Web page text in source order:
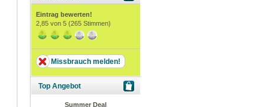
Eintrag bewerten!
2,85 von 5 (265 Stimmen)
Missbrauch melden!
Top Angebot
Summer Deal